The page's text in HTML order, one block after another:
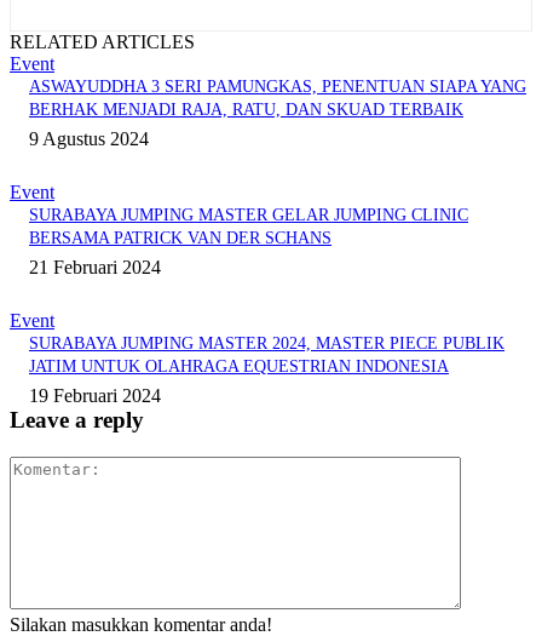
RELATED ARTICLES
Event
ASWAYUDDHA 3 SERI PAMUNGKAS, PENENTUAN SIAPA YANG
BERHAK MENJADI RAJA, RATU, DAN SKUAD TERBAIK
9 Agustus 2024
Event
SURABAYA JUMPING MASTER GELAR JUMPING CLINIC
BERSAMA PATRICK VAN DER SCHANS
21 Februari 2024
Event
SURABAYA JUMPING MASTER 2024, MASTER PIECE PUBLIK
JATIM UNTUK OLAHRAGA EQUESTRIAN INDONESIA
19 Februari 2024
Leave a reply
Silakan masukkan komentar anda!